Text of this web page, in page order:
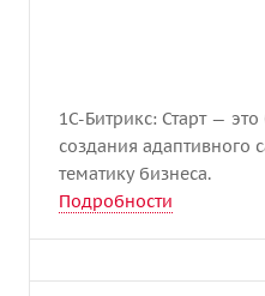
1С-Битрикс: Старт —
создания адаптивного
тематику бизнеса.
Подробности